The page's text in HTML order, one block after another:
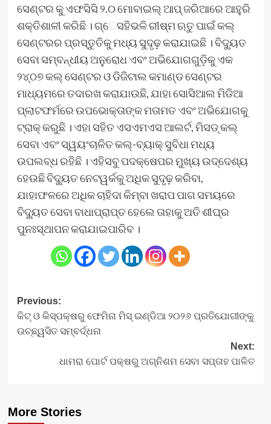
ସେଣ୍ଟର କୁ ଏଫସିସି ୨.୦ ମୋବାଇଲ୍ ଆପ୍ ଜରିଆରେ ଆହୁରି
ଶକ୍ତିଶାଳୀ କରିଛି । ଗ୍େସହିଭଳି ରୀଷ୍ମ ଋତୁ ପାଇଁ କଲ୍
ସେଣ୍ଟରର ପ୍ରସ୍ତୁତିକୁ ମଧ୍ୟ ସୁଦୃଢ଼ କରାଯାଇଛି । ବିଦ୍ୟୁତ
ସେବା ସମ୍ବନ୍ଧୀୟ ଅନୁରୋଧ ଏବଂ ଅଭିଯୋଗଗୁଡ଼ିକୁ ଏକ
୨୪୍ଠ୭ କଲ୍ ସେଣ୍ଟର ଓ ଡିଜିଟାଲ କମାଣ୍ଡ ସେଣ୍ଟର
ମାଧ୍ୟମରେ ତଦାରଖ କରାଯାଉଛି, ଯାହା ସୋସିଆଲ ମିଡିଆ
ପ୍ଲାଟଫର୍ମରେ ଉପଭୋକ୍ତାଙ୍କ ମତାମତ ଏବଂ ଅଭିଯୋଗକୁ
ଟ୍ରାକ୍ କରୁଛି । ଏହା ସହିତ ଏସଏମଏସ ଆଲର୍ଟ, ମିସଡ୍ କଲ୍
ସେବା ଏବଂ ସ୍ୱୟଂଚାଳିତ କଲ୍‌-ବ୍ୟାକ୍ ସୁବିଧା ମଧ୍ୟ
ଉପଲବ୍ଧ ରହିଛି । ଏହିସବୁ ପଦକ୍ଷେପର ମୁଖ୍ୟ ଉଦ୍ଦେଶ୍ୟ
ହେଉଛି ବିଦ୍ୟୁତ ନେଟୱର୍କକୁ ଅଧିକ ସୁଦୃଢ଼ କରିବା,
ଯାହାଫଳରେ ଅଧିକ ଚାହିଦା କିମ୍ବା ଖରାପ ପାଗ ସମୟରେ
ବିଦ୍ୟୁତ ସେବା ବାଧାପ୍ରାପ୍ତ ହେଲେ ତାହାକୁ ଅତି ଶୀଘ୍ର
ପୁନଃସ୍ଥାପନ କରାଯାଇପାରିବ ।
Post
navigation
Previous:
କିଟ୍‍ ଓ କିସ୍‍ପକ୍ଷରୁ ଫେମିନା ମିସ୍ ଇଣ୍ଡିଆ ୨୦୨୬ ପ୍ରତିଯୋଗୀଙ୍କୁ
ଉଚ୍ଛ୍ୱସିତ ସମ୍ବର୍ଦ୍ଧନା
Next:
ଧାମରା ପୋର୍ଟ ପକ୍ଷରୁ ଅଗ୍ନିଶମ ସେବା ସପ୍ତାହ ପାଳିତ
More Stories